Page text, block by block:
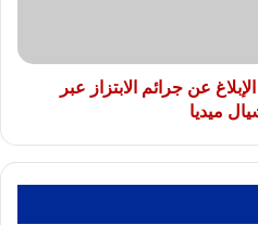
عن جرائم الابتزاز عبر
ميديا